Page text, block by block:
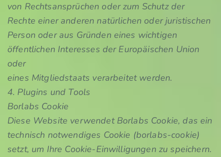
von Rechtsansprüchen oder zum Schutz der
Rechte einer anderen natürlichen oder juristischen
Person oder aus Gründen eines wichtigen
öffentlichen Interesses der Europäischen Union
oder
eines Mitgliedstaats verarbeitet werden.
4. Plugins und Tools
Borlabs Cookie
Diese Website verwendet Borlabs Cookie, das ein
technisch notwendiges Cookie (borlabs-cookie)
setzt, um Ihre Cookie-Einwilligungen zu speichern.